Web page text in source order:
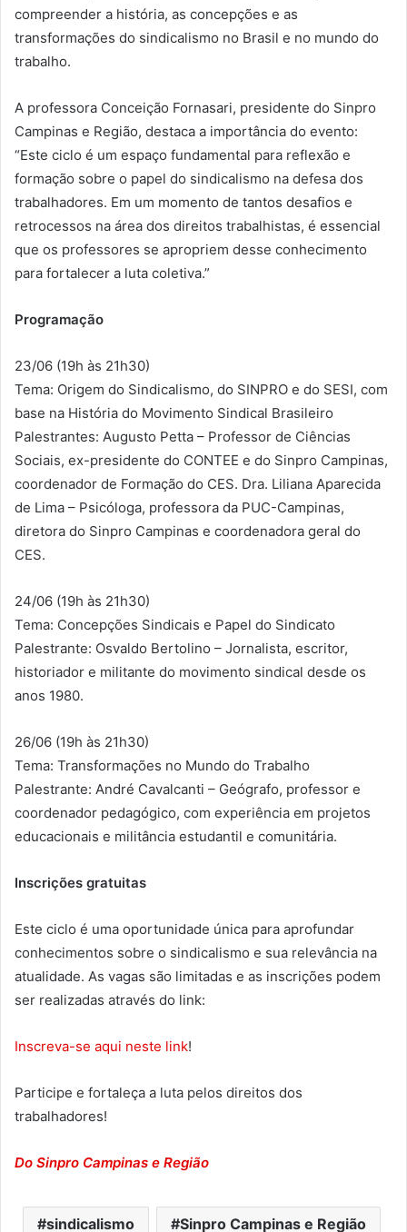
compreender a história, as concepções e as
transformações do sindicalismo no Brasil e no mundo do
trabalho.
A professora Conceição Fornasari, presidente do Sinpro
Campinas e Região, destaca a importância do evento:
“Este ciclo é um espaço fundamental para reflexão e
formação sobre o papel do sindicalismo na defesa dos
trabalhadores. Em um momento de tantos desafios e
retrocessos na área dos direitos trabalhistas, é essencial
que os professores se apropriem desse conhecimento
para fortalecer a luta coletiva.”
Programação
23/06 (19h às 21h30)
Tema: Origem do Sindicalismo, do SINPRO e do SESI, com
base na História do Movimento Sindical Brasileiro
Palestrantes: Augusto Petta – Professor de Ciências
Sociais, ex-presidente do CONTEE e do Sinpro Campinas,
coordenador de Formação do CES. Dra. Liliana Aparecida
de Lima – Psicóloga, professora da PUC-Campinas,
diretora do Sinpro Campinas e coordenadora geral do
CES.
24/06 (19h às 21h30)
Tema: Concepções Sindicais e Papel do Sindicato
Palestrante: Osvaldo Bertolino – Jornalista, escritor,
historiador e militante do movimento sindical desde os
anos 1980.
26/06 (19h às 21h30)
Tema: Transformações no Mundo do Trabalho
Palestrante: André Cavalcanti – Geógrafo, professor e
coordenador pedagógico, com experiência em projetos
educacionais e militância estudantil e comunitária.
Inscrições gratuitas
Este ciclo é uma oportunidade única para aprofundar
conhecimentos sobre o sindicalismo e sua relevância na
atualidade. As vagas são limitadas e as inscrições podem
ser realizadas através do link:
Inscreva-se aqui neste link!
Participe e fortaleça a luta pelos direitos dos
trabalhadores!
Do Sinpro Campinas e Região
sindicalismo Sinpro Campinas e Região